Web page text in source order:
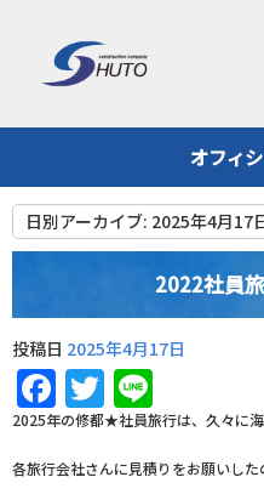
オフィ
日別アーカイブ: 2025年4月17
2022社
投稿日 2025年4月17日
Facebook
Twitter
2025年の修都★社員旅行は、久々に
各旅行会社さんに見積りをお願いし